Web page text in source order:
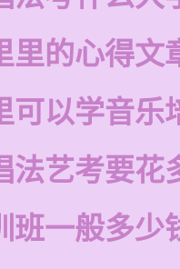
里的心得文
可以学音乐
法艺考要花
班一般多少